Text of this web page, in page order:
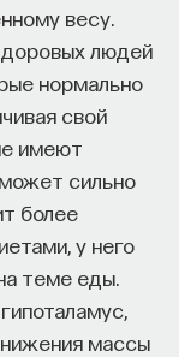
весу.
людей
нормально
свой
имеют
сильно
более
у него
теме еды.
массы